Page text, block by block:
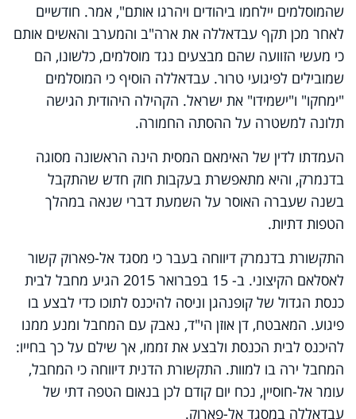
שהמוסלמים יילחמו ביהודים ויהרגו אותם", אמר. חודשיים
לאחר מכן תקף עבדאללה את ארה"ב והמערב והאשים אותם
כי מעשי הזוועה שהם מבצעים נגד מוסלמים, כלשונו, הם
שמובילים לפיגועי טרור. עבדאללה הוסיף כי המוסלמים
"ימחקו" ו"ישמידו" את ישראל. הקהילה היהודית הגישה
תלונה למשטרה על ההסתה החמורה.
העמדתו לדין של האימאם המסית הינה הראשונה מסוגה
בדנמרק, והיא מתאפשרת בעקבות חוק חדש שהתקבל
בשנה שעברה האוסר על השמעת דברי שנאה במהלך
הטפות דתיות.
התקשורת בדנמרק דיווחה בעבר כי מסגד אל-פארוק קשור
לאסלאם הקיצוני. ב- 15 בפברואר 2015 הגיע מחבל לבית
כנסת הגדול של קופנהגן וניסה להיכנס לתוכו כדי לבצע בו
פיגוע. המאבטח, דן אוזן הי"ד, נאבק עם המחבל ומנע ממנו
להיכנס לבית הכנסת ולבצע את זממו, אך שילם על כך בחייו:
המחבל ירה בו למוות. התקשורת הדנית דיווחה כי המחבל,
עומר אל-חוסיין, נכח יום קודם לכן בנאום הטפה דתי של
עבדאללה במסגד אל-פארוק.